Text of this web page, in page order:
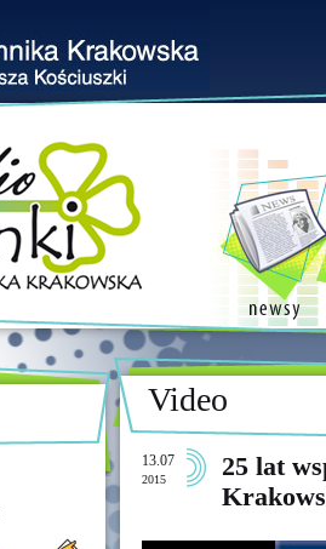
Video
13.07
2015
25 lat